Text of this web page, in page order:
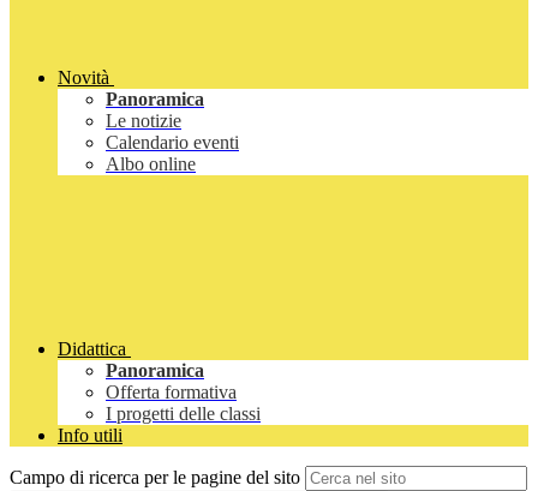
Novità
Panoramica
Le notizie
Calendario eventi
Albo online
Didattica
Panoramica
Offerta formativa
I progetti delle classi
Info utili
Campo di ricerca per le pagine del sito